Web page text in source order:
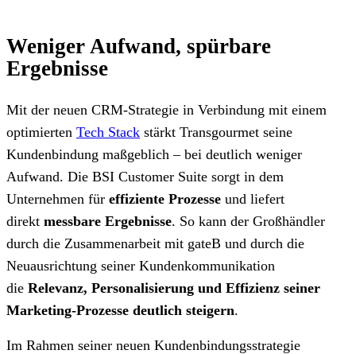
Weniger Aufwand, spürbare
Ergebnisse
Mit der neuen CRM-Strategie in Verbindung mit einem
optimierten Tech Stack stärkt Transgourmet seine
Kundenbindung maßgeblich – bei deutlich weniger
Aufwand. Die BSI Customer Suite sorgt in dem
Unternehmen für effiziente Prozesse und liefert
direkt messbare Ergebnisse. So kann der Großhändler
durch die Zusammenarbeit mit gateB und durch die
Neuausrichtung seiner Kundenkommunikation
die Relevanz, Personalisierung und Effizienz seiner
Marketing-Prozesse deutlich steigern.
Im Rahmen seiner neuen Kundenbindungsstrategie